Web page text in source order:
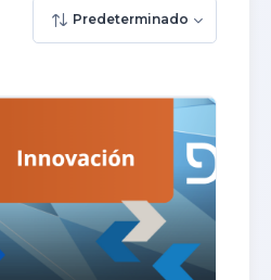
Predeterminado